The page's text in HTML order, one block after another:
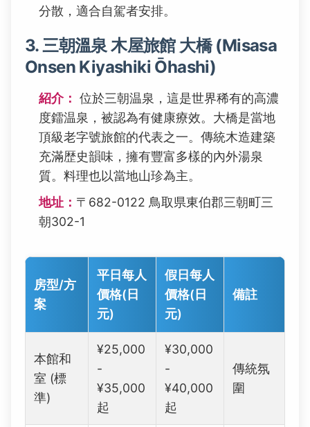
分散，適合自駕者安排。
3. 三朝溫泉 木屋旅館 大橋 (Misasa
Onsen Kiyashiki Ōhashi)
紹介： 位於三朝温泉，這是世界稀有的高濃
度鐳温泉，被認為有健康療效。大橋是當地
頂級老字號旅館的代表之一。傳統木造建築
充滿歴史韻味，擁有豐富多樣的內外湯泉
質。料理也以當地山珍為主。
地址： 〒682-0122 鳥取県東伯郡三朝町三
朝302-1
房型/方
案
平日每人
價格(日
元)
假日每人
價格(日
元)
備註
本館和
室 (標
準)
¥25,000
-
¥35,000
起
¥30,000
-
¥40,000
起
傳統氛
圍